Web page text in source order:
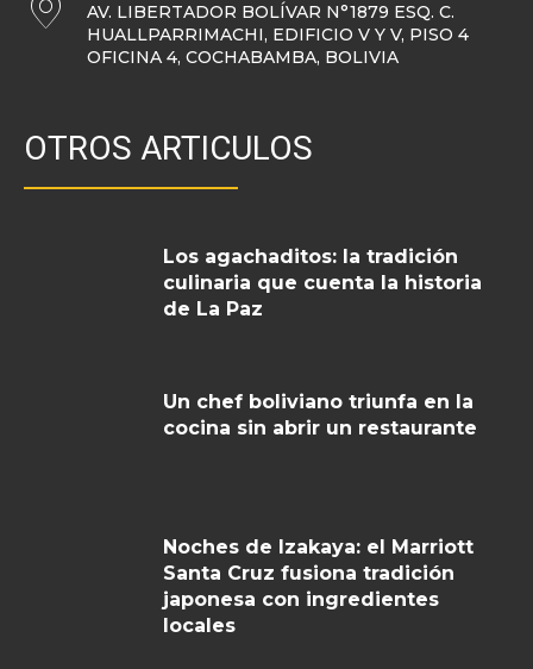
AV. LIBERTADOR BOLÍVAR N°1879 ESQ. C.
HUALLPARRIMACHI, EDIFICIO V Y V, PISO 4
OFICINA 4, COCHABAMBA, BOLIVIA
OTROS ARTICULOS
Los agachaditos: la tradición
culinaria que cuenta la historia
de La Paz
Un chef boliviano triunfa en la
cocina sin abrir un restaurante
Noches de Izakaya: el Marriott
Santa Cruz fusiona tradición
japonesa con ingredientes
locales